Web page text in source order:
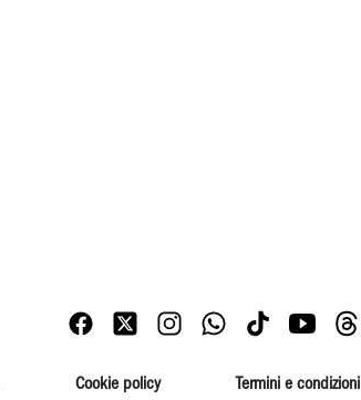
Cookie policy Termini e condizioni